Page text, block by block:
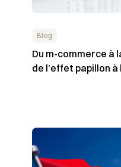
Blog
Du m-commerce à
de l’effet papillon